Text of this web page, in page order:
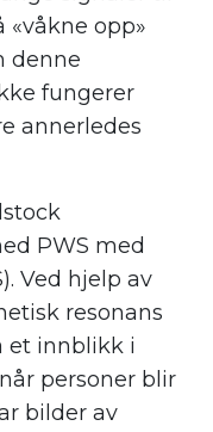
opp»
denne
fungerer
annerledes
PWS med
Ved hjelp av
resonans
et innblikk i
personer blir
bilder av